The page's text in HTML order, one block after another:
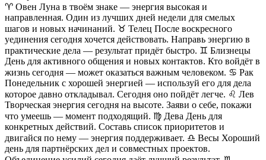
♈ Овен Луна в твоём знаке — энергия высокая и
направленная. Один из лучших дней недели для смелых
шагов и новых начинаний. ♉ Телец После воскресного
уединения сегодня хочется действовать. Направь энергию в
практические дела — результат придёт быстро. ♊ Близнецы
День для активного общения и новых контактов. Кто войдёт в
жизнь сегодня — может оказаться важным человеком. ♋ Рак
Понедельник с хорошей энергией — используй его для дела
которое давно откладывал. Сегодня оно пойдёт легче. ♌ Лев
Творческая энергия сегодня на высоте. Заяви о себе, покажи
что умеешь — момент подходящий. ♍ Дева День для
конкретных действий. Составь список приоритетов и
двигайся по нему — энергия поддерживает. ♎ Весы Хороший
день для партнёрских дел и совместных проектов.